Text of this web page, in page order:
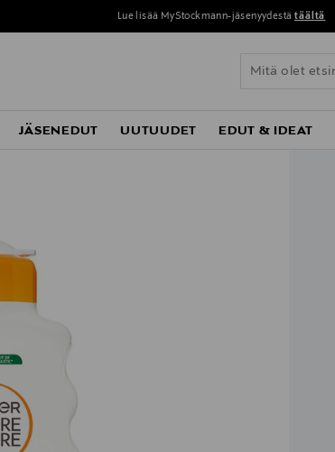
Lue lisää MyStockmann-jäsenyydestä täältä
JÄSENEDUT UUTUUDET EDUT & IDEAT